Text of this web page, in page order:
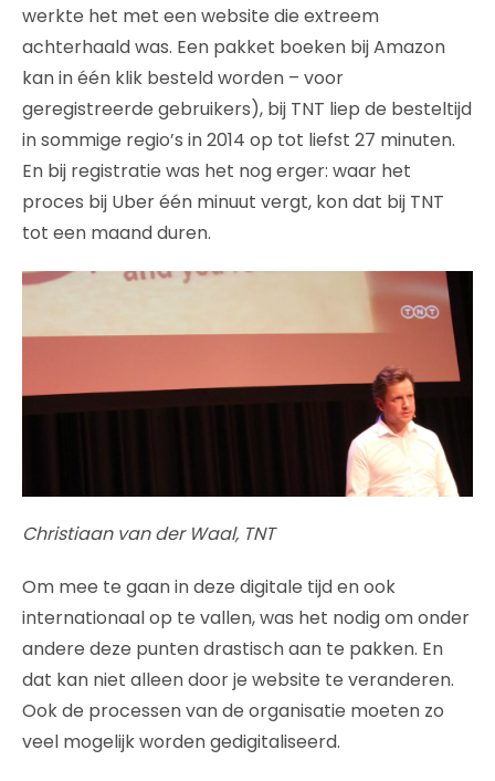
werkte het met een website die extreem
achterhaald was. Een pakket boeken bij Amazon
kan in één klik besteld worden – voor
geregistreerde gebruikers), bij TNT liep de besteltijd
in sommige regio’s in 2014 op tot liefst 27 minuten.
En bij registratie was het nog erger: waar het
proces bij Uber één minuut vergt, kon dat bij TNT
tot een maand duren.
Christiaan van der Waal, TNT
Om mee te gaan in deze digitale tijd en ook
internationaal op te vallen, was het nodig om onder
andere deze punten drastisch aan te pakken. En
dat kan niet alleen door je website te veranderen.
Ook de processen van de organisatie moeten zo
veel mogelijk worden gedigitaliseerd.